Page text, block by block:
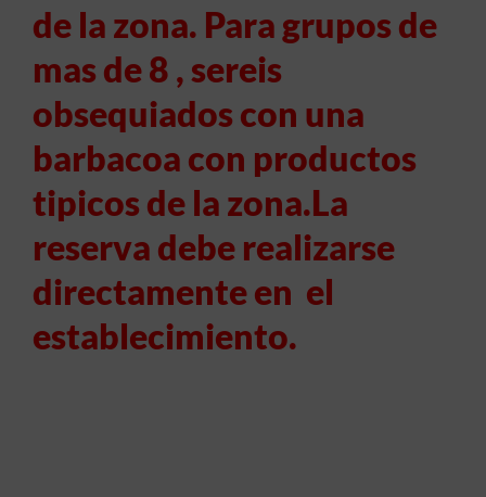
de la zona. Para grupos de
mas de 8 , sereis
obsequiados con una
barbacoa con productos
tipicos de la zona.La
reserva debe realizarse
directamente en el
establecimiento.